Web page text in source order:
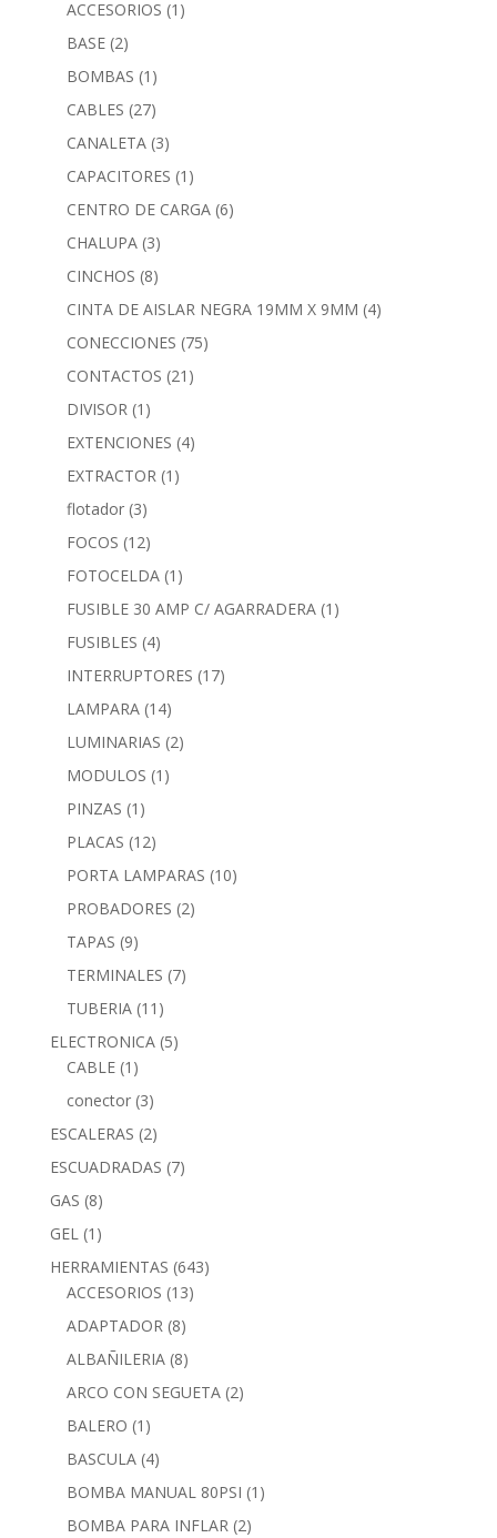
ACCESORIOS (1)
BASE (2)
BOMBAS (1)
CABLES (27)
CANALETA (3)
CAPACITORES (1)
CENTRO DE CARGA (6)
CHALUPA (3)
CINCHOS (8)
CINTA DE AISLAR NEGRA 19MM X 9MM (4)
CONECCIONES (75)
CONTACTOS (21)
DIVISOR (1)
EXTENCIONES (4)
EXTRACTOR (1)
flotador (3)
FOCOS (12)
FOTOCELDA (1)
FUSIBLE 30 AMP C/ AGARRADERA (1)
FUSIBLES (4)
INTERRUPTORES (17)
LAMPARA (14)
LUMINARIAS (2)
MODULOS (1)
PINZAS (1)
PLACAS (12)
PORTA LAMPARAS (10)
PROBADORES (2)
TAPAS (9)
TERMINALES (7)
TUBERIA (11)
ELECTRONICA (5)
CABLE (1)
conector (3)
ESCALERAS (2)
ESCUADRADAS (7)
GAS (8)
GEL (1)
HERRAMIENTAS (643)
ACCESORIOS (13)
ADAPTADOR (8)
ALBAÑILERIA (8)
ARCO CON SEGUETA (2)
BALERO (1)
BASCULA (4)
BOMBA MANUAL 80PSI (1)
BOMBA PARA INFLAR (2)